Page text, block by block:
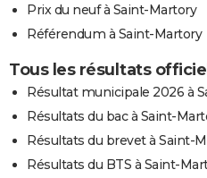
Prix du neuf à Saint-Martory
Référendum à Saint-Martory
Tous les résultats
Résultat municipale 2026 à
Résultats du bac à Saint-
Résultats du brevet à Saint-
Résultats du BTS à Saint-